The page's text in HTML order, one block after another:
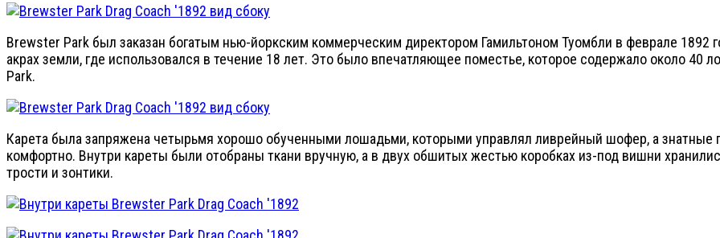
Brewster Park был заказан богатым нью-йоркским коммерческим директором Гамильтоном Туомбли в феврале 1892
акрах земли, где использовался в течение 18 лет. Это было впечатляющее поместье, которое содержало около 40
Park.
Карета была запряжена четырьмя хорошо обученными лошадьми, которыми управлял ливрейный шофер, а знатные
комфортно. Внутри кареты были отобраны ткани вручную, а в двух обшитых жестью коробках из-под вишни
трости и зонтики.